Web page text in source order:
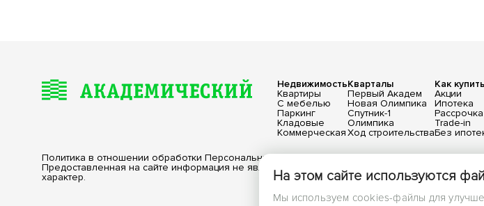
На этом сайте используются
Мы используем cookies-файлы для
Недвижимость
Квартиры
С мебелью
Паркинг
Кладовые
Коммерческая
Кварталы
Первый Академ
Новая Олимпика
Спутник-1
Олимпика
Ход строительства
Как купить
Акции
Ипотека
Рассрочка
Trade-in
Без
Политика в отношении обработки Персональных Данных
Предоставленная на сайте информация не является публичной офертой, определяемой
характер.